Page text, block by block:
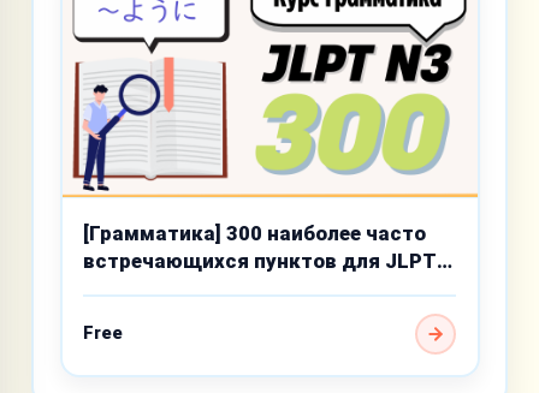
[Грамматика] 300 наиболее часто
встречающихся пунктов для JLPT
N3
Free